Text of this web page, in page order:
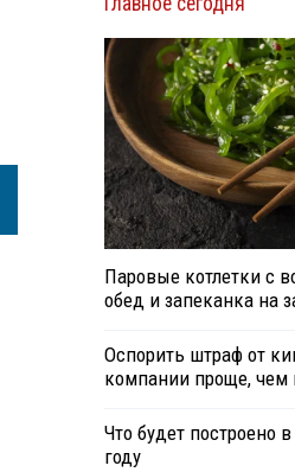
Паровые котлетки с
обед и запеканка на
Оспорить штраф от
компании проще, чем
Что будет построено
году